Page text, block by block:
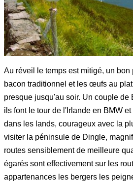
Au réveil le temps est mitigé, un
bacon traditionnel et les œufs au
presque jusqu'au soir. Un couple de
ils font le tour de l'Irlande en BMW
dans les lands, courageux avec la
visiter la péninsule de Dingle,
routes sensiblement de meilleure
égarés sont effectivement sur les
appartenances les bergers les